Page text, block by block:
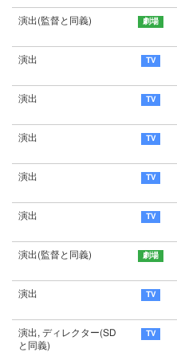
演出(監督と同義)
演出
演出
演出
演出
演出
演出(監督と同義)
演出
演出, ディレクター(SD
と同義)